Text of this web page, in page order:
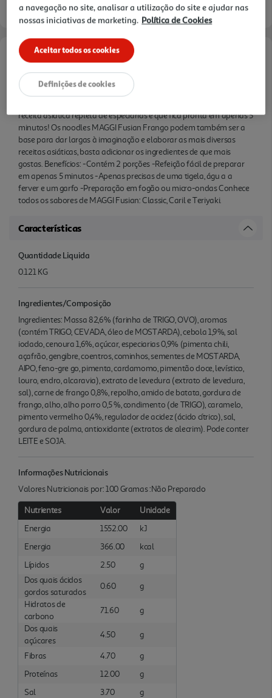
Informações de Marketing
Os noodles MAGGI Fusian Frango são a solução para uma refeição
receita asiática repleta de especiarias e que fica pronta em apenas 5
minutos! Os noodles MAGGI Fusian Frango podem também ser a
base para dar largas à imaginação e elaborar as mais diversas
receitas asiáticas, basta adicionar os ingredientes de que mais
gostas. Benefícios: -Contém 2 porções -Refeição fácil de preparar
em apenas 5 minutos -Apenas precisas de uma tigela, águ a a
ferver e um garfo -Preparação em fogão ou micro-ondas Conhece
todos os sabores de MAGGI Fusian: Classic, Caril e Teriyaki.
Características
Quantidade Liquida
0.121 KG
Ingredientes/Composição
Ingredientes: Massa 82,6% (farinha de TRIGO, OVO), aromas
(contém TRIGO, CEVADA, óleo de MOSTARDA), cebola 1,9%, sal
iodado, cenoura 1,6%, açúcar, especiarias 0,9% (pimenta chili,
açafrão, gengibre, coentros, cominhos, sementes de MOSTARDA,
AIPO, feno-gre go, pimenta, cardamomo, pimentão doce, levístico,
louro, endro, alcaravia), extrato de levedura (extrato de levedura,
sal), carne de frango 0,8%, repolho, amido de batata, gordura de
frango, alho, alho porro 0,5 %, condimento (de TRIGO), caramelo,
pimento vermelho 0,4%, regulador de acidez (ácido cítrico), sal,
gordura de palma, antioxidante (extratos de alecrim). Pode conter
LEITE e SOJA.
Informações Nutricionais
Valores Nutricionais por: 100 Gramas :Não Preparado
Nutrientes Valor
Unidade
Energia
1552.00
kJ
Energia
366.00
kcal
Lípidos
2.50
g
Dos quais ácidos
gordos saturados
0.60
g
Hidratos de
carbono
71.60
g
Dos quais
açúcares
4.50 g
Fibras 4.70
g
Proteínas
12.00
g
Sal
3.70 g
a navegação no site, analisar a utilização do site e ajudar nas
nossas iniciativas de marketing. Política de Cookies
Aceitar todos os cookies
Definições de cookies